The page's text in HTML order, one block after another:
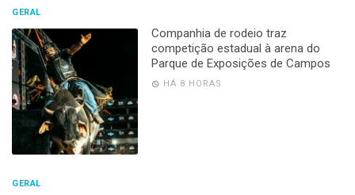
GERAL
Companhia de rodeio traz
competição estadual à arena do
Parque de Exposições de Campos
HÁ 8 HORAS
GERAL